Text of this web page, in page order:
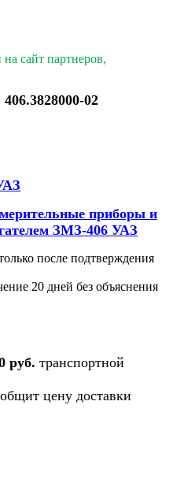
сайт партнеров,
406.3828000-02
приборы и
ЗМЗ-406 УАЗ
после подтверждения
20 дней без объяснения
руб. транспортной
цену доставки